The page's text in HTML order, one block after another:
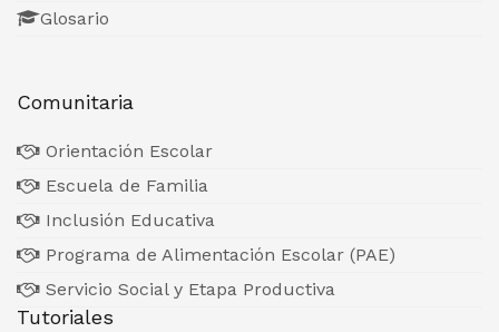
Glosario
Comunitaria
Orientación Escolar
Escuela de Familia
Inclusión Educativa
Programa de Alimentación Escolar (PAE)
Servicio Social y Etapa Productiva
Tutoriales